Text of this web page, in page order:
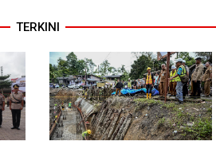
TERKINI